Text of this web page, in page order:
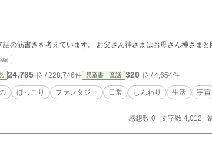
話の筋書きを考えています。 お父さん神さまはお母さん神さまと
編
24,785 位 / 228,746件 児童書・童話 320 位 / 4,654件
ほっこり ファンタジー 日常 じんわり 生活 宇宙
感想数 0 文字数 4,012